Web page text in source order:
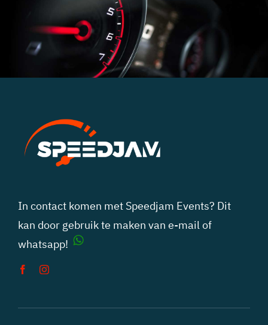
In contact komen met Speedjam Events? Dit
kan door gebruik te maken van e-mailof
whatsapp!